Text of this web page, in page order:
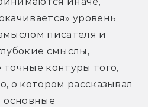
уровень
писателя и
смыслы,
контуры того,
о котором рассказывал
основные